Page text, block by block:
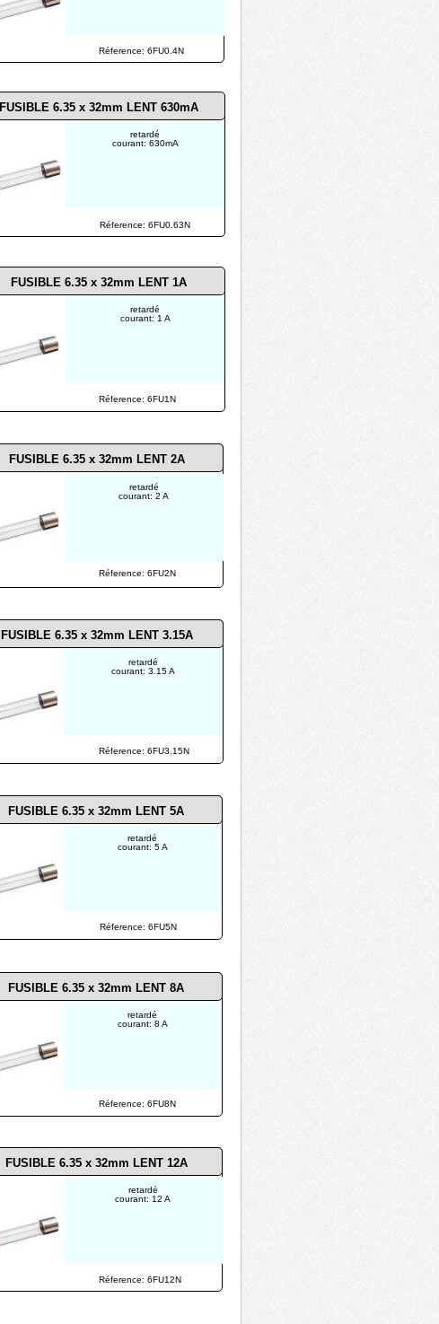
Réference: 6FU0.63N
Réference: 6FU3.15N
retardé
courant: 3.15 A
retardé
courant: 1 A
Réference: 6FU1N
FUSIBLE 6.35 x 32mm LENT 1A
Réference: 6FU12N
retardé
courant: 5 A
retardé
courant: 8 A
FUSIBLE 6.35 x 32mm LENT 5A
FUSIBLE 6.35 x 32mm LENT 8A
Réference: 6FU5N
Réference: 6FU8N
retardé
courant: 12 A
FUSIBLE 6.35 x 32mm LENT 12A
retardé
courant: 2 A
FUSIBLE 6.35 x 32mm LENT 2A
Réference: 6FU2N
retardé
courant: 630mA
FUSIBLE 6.35 x 32mm LENT 630mA
Réference: 6FU0.4N
FUSIBLE 6.35 x 32mm LENT 3.15A